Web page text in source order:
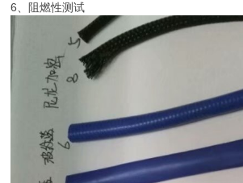
6、阻燃性测试